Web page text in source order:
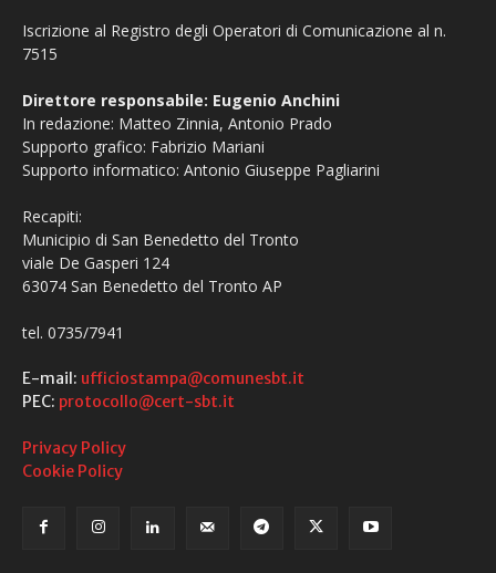
Iscrizione al Registro degli Operatori di Comunicazione al n.
7515
Direttore responsabile: Eugenio Anchini
In redazione: Matteo Zinnia, Antonio Prado
Supporto grafico: Fabrizio Mariani
Supporto informatico: Antonio Giuseppe Pagliarini
Recapiti:
Municipio di San Benedetto del Tronto
viale De Gasperi 124
63074 San Benedetto del Tronto AP
tel. 0735/7941
E-mail: ufficiostampa@comunesbt.it
PEC: protocollo@cert-sbt.it
Privacy Policy
Cookie Policy